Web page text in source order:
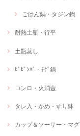
ごはん鍋・タジン鍋
耐熱土瓶・行平
土瓶蒸し
ﾋﾞﾋﾞﾝﾊﾞ・ﾁｹﾞ鍋
コンロ・火消壺
タレ入・かめ・すり鉢
カップ＆ソーサー・マグ